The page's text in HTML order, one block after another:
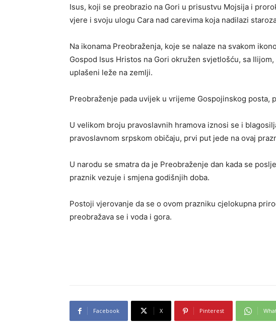
Isus, koji se preobrazio na Gori u prisustvu Mojsija i
vjere i svoju ulogu Cara nad carevima koja nadilazi
Na ikonama Preobraženja, koje se nalaze na svakom
Gospod Isus Hristos na Gori okružen svjetlošću, sa
uplašeni leže na zemlji.
Preobraženje pada uvijek u vrijeme Gospojinskog posta,
U velikom broju pravoslavnih hramova iznosi se i
pravoslavnom srpskom običaju, prvi put jede na ovaj
U narodu se smatra da je Preobraženje dan kada se
praznik vezuje i smjena godišnjih doba.
Postoji vjerovanje da se o ovom prazniku cjelokupna
preobražava se i voda i gora.
Facebook X Pinterest